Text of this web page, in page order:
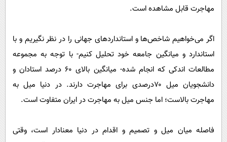
مهاجرت قابل مشاهده است.
اگر می‌خواهیم شاخص‌ها و استاندارد‌های جهانی را در نظر نگیریم و با
استاندارد و میانگین جامعه خود تحلیل کنیم- با توجه به مجموعه
مطالعات اندکی که انجام شده- میانگین بالای ۶۰ درصد استادان و
دانشجویان میل ۷۰‌درصدی برای مهاجرت دارند. در دنیا میل به
مهاجرت بالاست؛ اما جنس میل به مهاجرت در ایران متفاوت است.
فاصله میان میل و تصمیم و اقدام در دنیا معنادار است، وقتی